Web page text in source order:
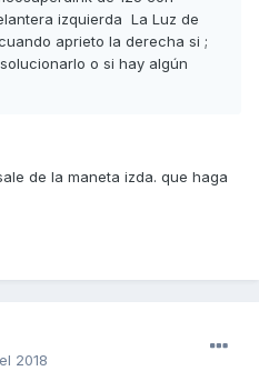
izquierda La Luz de
aprieto la derecha si ;
o si hay algún
de la maneta izda. que haga
2018